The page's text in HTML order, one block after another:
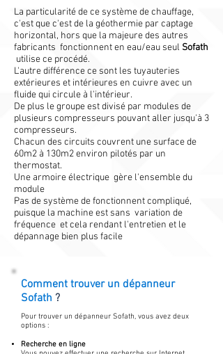
La particularité de ce système de chauffage,
c'est que c'est de la géothermie par captage
horizontal, hors que la majeure des autres
fabricants fonctionnent en eau/eau seul Sofath
utilise ce procédé.
L'autre différence ce sont les tuyauteries
extérieures et intérieures en cuivre avec un
fluide qui circule à l'intérieur.
De plus le groupe est divisé par modules de
plusieurs compresseurs pouvant aller jusqu'à 3
compresseurs.
Chacun des circuits couvrent une surface de
60m2 à 130m2 environ pilotés par un
thermostat.
Une armoire électrique gère l'ensemble du
module
Pas de système de fonctionnent compliqué,
puisque la machine est sans variation de
fréquence et cela rendant l'entretien et le
dépannage bien plus facile
Comment trouver un dépanneur
Sofath ?
Pour trouver un dépanneur Sofath, vous avez deux
options :
Recherche en ligne